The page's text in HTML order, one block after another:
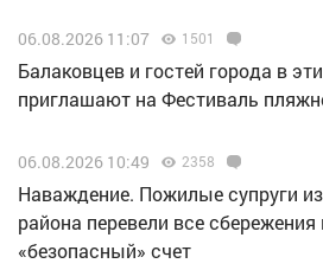
06.08.2026 11:07 1501
Балаковцев и гостей города в
приглашают на Фестиваль
06.08.2026 10:49 2358
Наваждение. Пожилые супруги
района перевели все
«безопасный» счет